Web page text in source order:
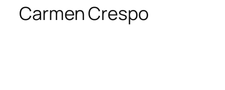
Carmen Crespo